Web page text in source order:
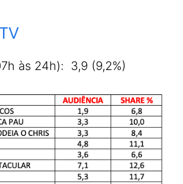
às 24h): 3,9 (9,2%)